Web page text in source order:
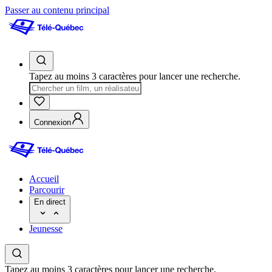
Passer au contenu principal
Tapez au moins 3 caractères pour lancer une recherche.
Connexion
Accueil
Parcourir
En direct
Jeunesse
Tapez au moins 3 caractères pour lancer une recherche.